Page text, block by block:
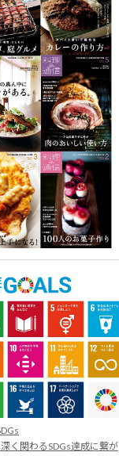
く関わるSDGs達成に繋が